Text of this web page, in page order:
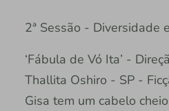
2ª Sessão - Diversidade
‘Fábula de Vó Ita’ -
Thallita Oshiro - SP -
Gisa tem um cabelo